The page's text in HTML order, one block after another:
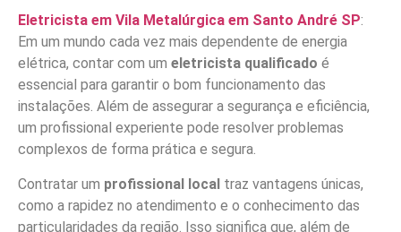
Eletricista em Vila Metalúrgica em Santo André SP:
Em um mundo cada vez mais dependente de energia
elétrica, contar com um eletricista qualificado é
essencial para garantir o bom funcionamento das
instalações. Além de assegurar a segurança e eficiência,
um profissional experiente pode resolver problemas
complexos de forma prática e segura.
Contratar um profissional local traz vantagens únicas,
como a rapidez no atendimento e o conhecimento das
particularidades da região. Isso significa que, além de